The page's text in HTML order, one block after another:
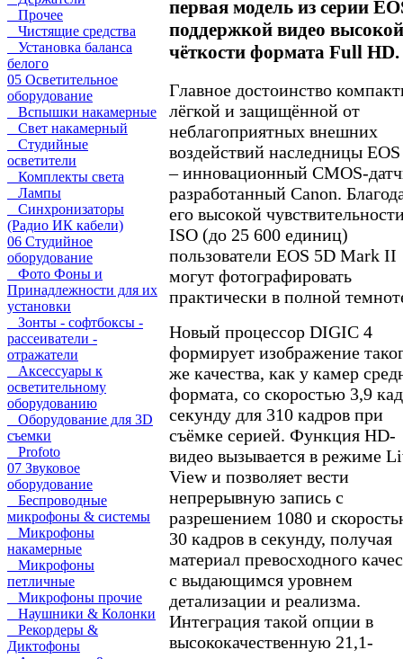
Прочее
Чистящие средства
Установка баланса
белого
05 Осветительное
оборудование
Вспышки накамерные
Свет накамерный
Студийные
осветители
Комплекты света
Лампы
Синхронизаторы
(Радио ИК кабели)
06 Студийное
оборудование
Фото Фоны и
Принадлежности для их
установки
Зонты - софтбоксы -
рассеиватели -
отражатели
Аксессуары к
осветительному
оборудованию
Оборудование для 3D
съемки
Profoto
07 Звуковое
оборудование
Беспроводные
микрофоны & системы
Микрофоны
накамерные
Микрофоны
петличные
Микрофоны прочие
Наушники & Колонки
Рекордеры &
Диктофоны
первая модель из серии
поддержкой видео высокой
чёткости формата Full HD.
Главное достоинство
лёгкой и защищённой от
неблагоприятных внешних
воздействий наследницы
– инновационный CMOS-
разработанный Canon.
его высокой
ISO (до 25 600 единиц)
пользователи EOS 5D Mark II
могут фотографировать
практически в полной
Новый процессор DIGIC 4
формирует изображение
же качества, как у камер
формата, со скоростью 3,9
секунду для 310 кадров при
съёмке серией. Функция HD-
видео вызывается в режиме
View и позволяет вести
непрерывную запись с
разрешением 1080 и
30 кадров в секунду, получая
материал превосходного
с выдающимся уровнем
детализации и реализма.
Интеграция такой опции в
высококачественную 21,1-